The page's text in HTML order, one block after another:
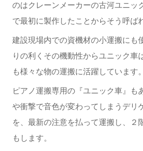
のはクレーンメーカーの古河ユニッ
で最初に製作したことからそう呼ば
建設現場内での資機材の小運搬にも
りの利くその機動性からユニック車
も様々な物の運搬に活躍しています。
ピアノ運搬専用の『ユニック車』も
や衝撃で音色が変わってしまうデリ
を、最新の注意を払って運搬し、２
もします。